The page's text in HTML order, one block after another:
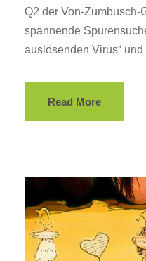
Q2 der Von-Zumbusch-
spannende
auslösenden Virus“
Read More